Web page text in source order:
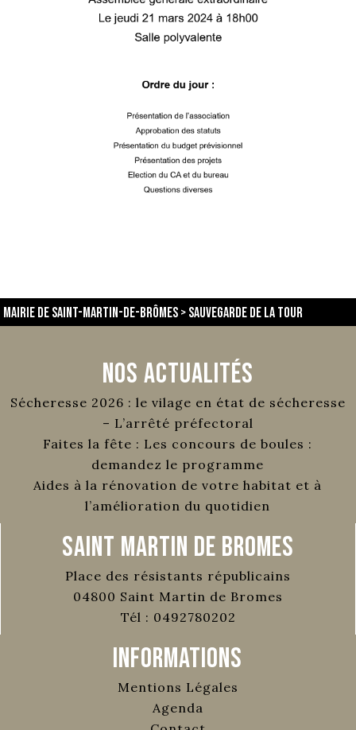
Mairie de Saint-Martin-de-Brômes>sauvegarde de la tour
Nos Actualités
Sécheresse 2026 : le vilage en état de sécheresse
– L’arrêté préfectoral
Faites la fête : Les concours de boules :
demandez le programme
Aides à la rénovation de votre habitat et à
l’amélioration du quotidien
Saint Martin de Bromes
Place des résistants républicains
04800 Saint Martin de Bromes
Tél : 0492780202
Informations
Mentions Légales
Agenda